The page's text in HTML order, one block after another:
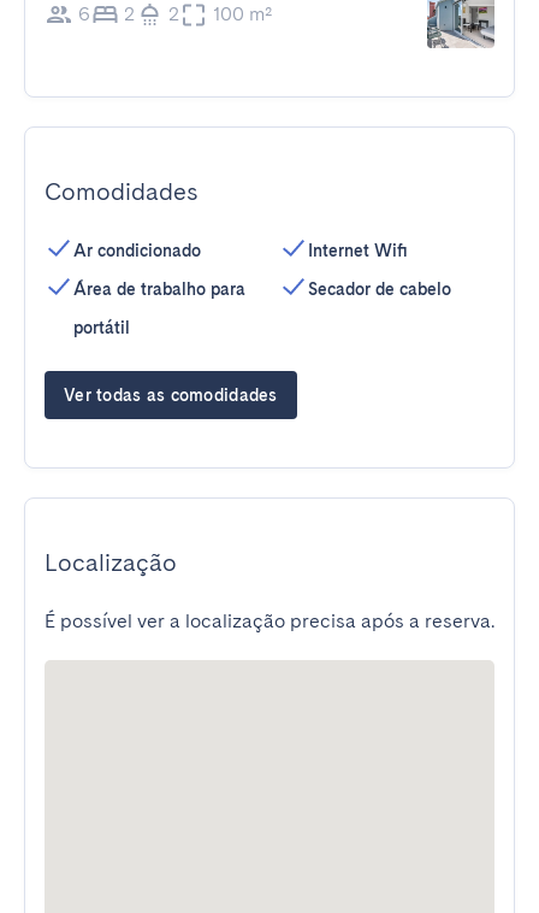
6 2 2 100 m²
Comodidades
Ar condicionado
Área de trabalho para
portátil
Internet Wifi
Secador de cabelo
Ver todas as comodidades
Localização
É possível ver a localização precisa após a reserva.